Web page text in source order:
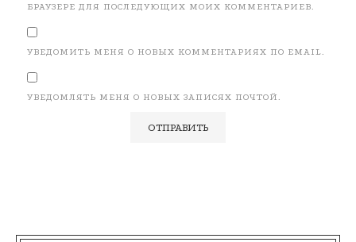
БРАУЗЕРЕ ДЛЯ ПОСЛЕДУЮЩИХ МОИХ КОММЕНТАРИЕВ.
УВЕДОМИТЬ МЕНЯ О НОВЫХ КОММЕНТАРИЯХ ПО EMAIL.
УВЕДОМЛЯТЬ МЕНЯ О НОВЫХ ЗАПИСЯХ ПОЧТОЙ.